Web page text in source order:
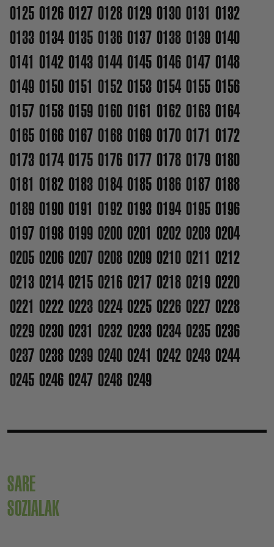
0125 0126 0127 0128 0129 0130 0131 0132
0133 0134 0135 0136 0137 0138 0139 0140
0141 0142 0143 0144 0145 0146 0147 0148
0149 0150 0151 0152 0153 0154 0155 0156
0157 0158 0159 0160 0161 0162 0163 0164
0165 0166 0167 0168 0169 0170 0171 0172
0173 0174 0175 0176 0177 0178 0179 0180
0181 0182 0183 0184 0185 0186 0187 0188
0189 0190 0191 0192 0193 0194 0195 0196
0197 0198 0199 0200 0201 0202 0203 0204
0205 0206 0207 0208 0209 0210 0211 0212
0213 0214 0215 0216 0217 0218 0219 0220
0221 0222 0223 0224 0225 0226 0227 0228
0229 0230 0231 0232 0233 0234 0235 0236
0237 0238 0239 0240 0241 0242 0243 0244
0245 0246 0247 0248 0249
SARE
SOZIALAK